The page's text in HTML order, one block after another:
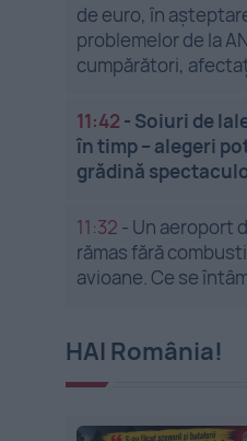
de euro, în
problemelor de la
cumpărători,
11:42 - Soiuri de
în timp – alegeri
grădină
11:32 - Un aeroport
rămas fără
avioane. Ce se
HAI România!